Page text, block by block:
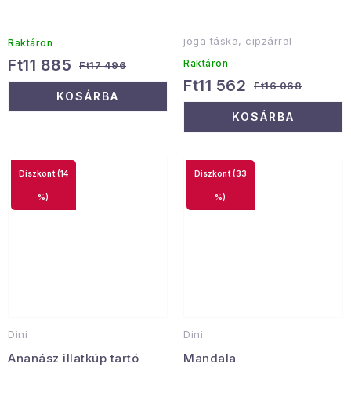
Raktáron
Ft11 885 Ft17 496
KOSÁRBA
jóga táska, cipzárral
Raktáron
Ft11 562 Ft16 068
KOSÁRBA
Dini
Ananász illatkúp tartó
(14
%)
Dini
Mandala
(33
%)